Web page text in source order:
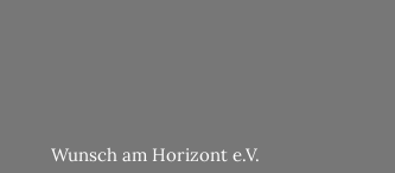
Wunsch am Horizont e.V.